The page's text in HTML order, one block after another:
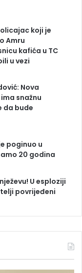
koji je
Amru
kafića u TC
u vezi
Nova
snažnu
da bude
poginuo u
20 godina
U esploziji
povrijeđeni